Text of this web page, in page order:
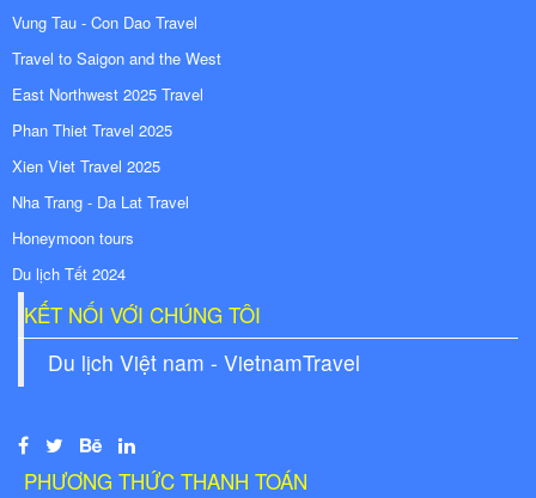
Vung Tau - Con Dao Travel
Travel to Saigon and the West
East Northwest 2025 Travel
Phan Thiet Travel 2025
Xien Viet Travel 2025
Nha Trang - Da Lat Travel
Honeymoon tours
Du lịch Tết 2024
KẾT NỐI VỚI CHÚNG TÔI
Du lịch Việt nam - VietnamTravel
PHƯƠNG THỨC THANH TOÁN